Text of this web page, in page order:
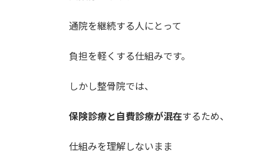
通院を継続する人にとって
負担を軽くする仕組みです。
しかし整骨院では、
保険診療と自費診療が混在するため、
仕組みを理解しないまま